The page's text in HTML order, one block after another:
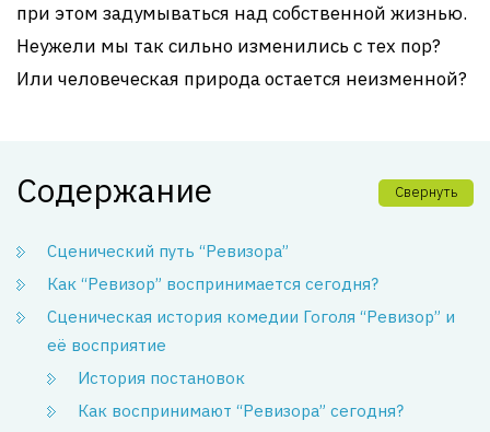
при этом задумываться над собственной жизнью.
Неужели мы так сильно изменились с тех пор?
Или человеческая природа остается неизменной?
Содержание Свернуть
Сценический путь “Ревизора”
Как “Ревизор” воспринимается сегодня?
Сценическая история комедии Гоголя “Ревизор” и
её восприятие
История постановок
Как воспринимают “Ревизора” сегодня?